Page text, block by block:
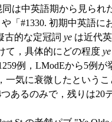
は中英語期から見られ
や「#1330. 初期中英語に
古的な定冠詞 ye は近代
て，具体的にどの程度 ye
例，LModEから5例
気に衰微したというこ
あるのみで，残りは